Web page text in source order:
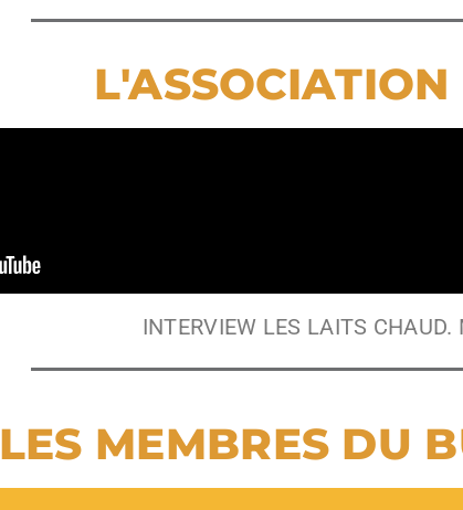
INTERVIEW LES LAITS
LES MEMBRES DU